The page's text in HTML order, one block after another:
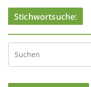
Stichwortsuche: